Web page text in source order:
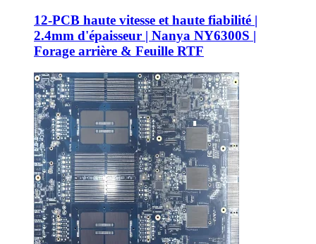
12-PCB haute vitesse et haute fiabilité |
2.4mm d'épaisseur | Nanya NY6300S |
Forage arrière & Feuille RTF